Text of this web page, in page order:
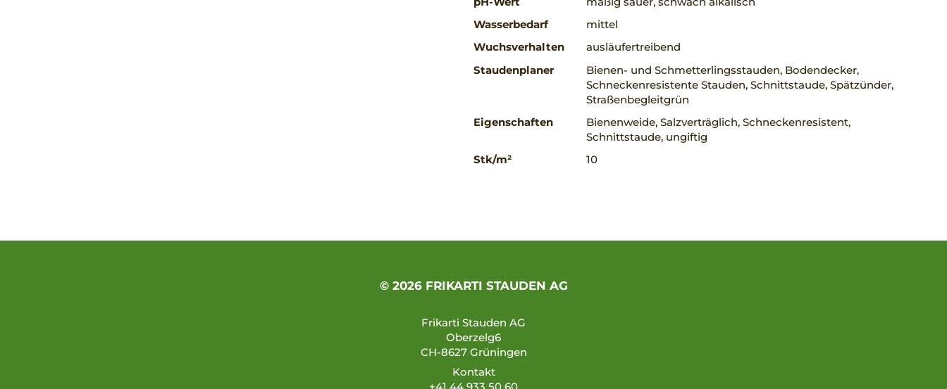
Wasserbedarf
mittel
Wuchsverhalten
ausläufertreibend
Staudenplaner
Bienen- und Schmetterlingsstauden, Bodendecker,
Schneckenresistente Stauden, Schnittstaude, Spätzünder,
Straßenbegleitgrün
Eigenschaften
Bienenweide, Salzverträglich, Schneckenresistent,
Schnittstaude, ungiftig
Stk/m²
10
© 2026 FRIKARTI STAUDEN AG
Frikarti Stauden AG
Oberzelg6
CH-8627 Grüningen
Kontakt